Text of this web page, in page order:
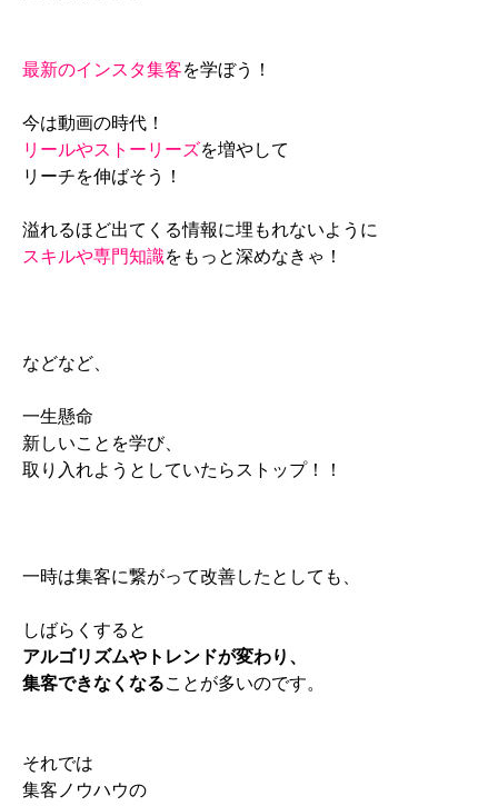
最新のインスタ集客を学ぼう！
今は動画の時代！
リールやストーリーズを増やして
リーチを伸ばそう！
溢れるほど出てくる情報に埋もれないように
スキルや専門知識をもっと深めなきゃ！
などなど、
一生懸命
新しいことを学び、
取り入れようとしていたらストップ！！
一時は集客に繋がって改善したとしても、
しばらくすると
アルゴリズムやトレンドが変わり、
集客できなくなることが多いのです。
それでは
集客ノウハウの